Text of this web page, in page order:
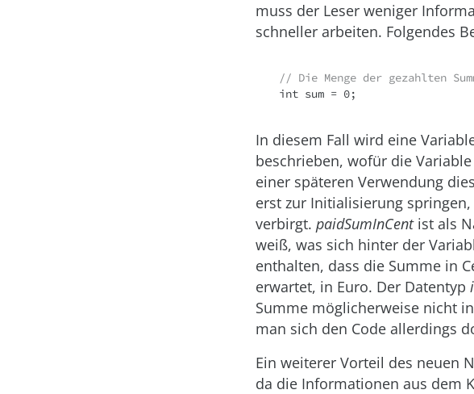
muss der Leser weniger
schneller arbeiten. Folgendes
// Die Menge der gezahlten
int sum = 0;
In diesem Fall wird eine
beschrieben, wofür die
einer späteren Verwendung
erst zur Initialisierung
verbirgt. paidSumInCentist als
weiß, was sich hinter der
enthalten, dass die Summe in
erwartet, in Euro. Der Datentyp
Summe möglicherweise nicht
man sich den Code allerdings
Ein weiterer Vorteil des neuen
da die Informationen aus dem